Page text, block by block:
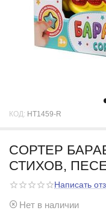
КОД: HT1459-R
СОРТЕР
СТИХОВ,
Написать
Нет в наличии